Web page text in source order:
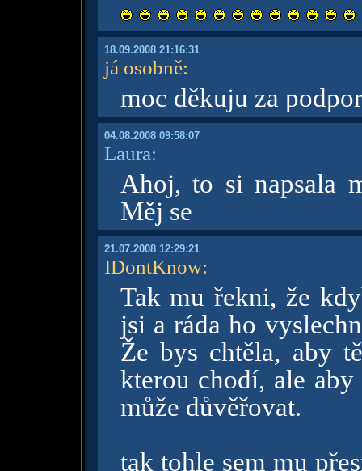
18.09.2008 21:16:31
já osobně:
moc děkuju za
04.08.2008 09:58:07
Laura:
Ahoj, to si napsala
Měj se
21.07.2008 12:29:21
IDontKnow:
Tak mu řekni, že
jsi a ráda ho
Že bys chtěla, aby
kterou chodí, ale
může důvěřovat.
tak tohle sem mu